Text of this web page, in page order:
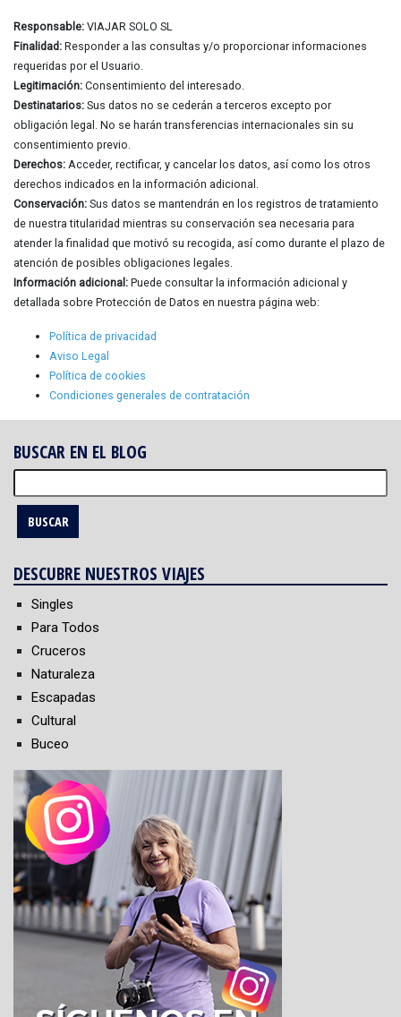
Responsable: VIAJAR SOLO SL
Finalidad: Responder a las consultas y/o proporcionar informaciones
requeridas por el Usuario.
Legitimación: Consentimiento del interesado.
Destinatarios: Sus datos no se cederán a terceros excepto por
obligación legal. No se harán transferencias internacionales sin su
consentimiento previo.
Derechos: Acceder, rectificar, y cancelar los datos, así como los otros
derechos indicados en la información adicional.
Conservación: Sus datos se mantendrán en los registros de tratamiento
de nuestra titularidad mientras su conservación sea necesaria para
atender la finalidad que motivó su recogida, así como durante el plazo de
atención de posibles obligaciones legales.
Información adicional: Puede consultar la información adicional y
detallada sobre Protección de Datos en nuestra página web:
Política de privacidad
Aviso Legal
Política de cookies
Condiciones generales de contratación
BUSCAR EN EL BLOG
DESCUBRE NUESTROS VIAJES
Singles
Para Todos
Cruceros
Naturaleza
Escapadas
Cultural
Buceo